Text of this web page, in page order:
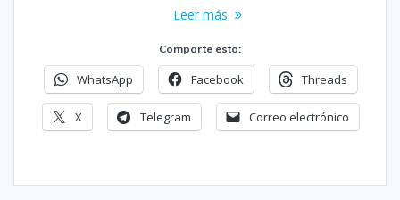
Leer más
Comparte esto:
WhatsApp Facebook Threads
X Telegram Correo electrónico